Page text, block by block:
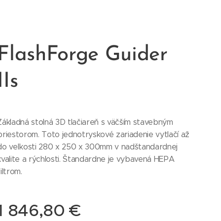
Guider
stolná 3D tlačiareň s väčším stavebným
Toto jednotryskové zariadenie vytlačí až
veľkosti 280 x 250 x 300mm v nadštandardnej
a rýchlosti. Štandardne je vybavená HEPA
846,80 €